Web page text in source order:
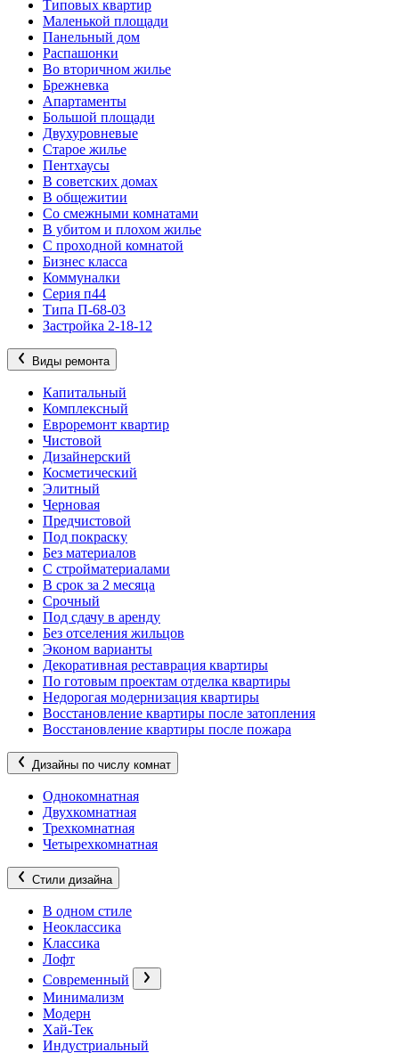
Типовых квартир
Маленькой площади
Панельный дом
Распашонки
Во вторичном жилье
Брежневка
Апартаменты
Большой площади
Двухуровневые
Старое жилье
Пентхаусы
В советских домах
В общежитии
Со смежными комнатами
В убитом и плохом жилье
С проходной комнатой
Бизнес класса
Коммуналки
Серия п44
Типа П-68-03
Застройка 2-18-12
Виды ремонта
Капитальный
Комплексный
Евроремонт квартир
Чистовой
Дизайнерский
Косметический
Элитный
Черновая
Предчистовой
Под покраску
Без материалов
С стройматериалами
В срок за 2 месяца
Срочный
Под сдачу в аренду
Без отселения жильцов
Эконом варианты
Декоративная реставрация квартиры
По готовым проектам отделка квартиры
Недорогая модернизация квартиры
Восстановление квартиры после затопления
Восстановление квартиры после пожара
Дизайны по числу комнат
Однокомнатная
Двухкомнатная
Трехкомнатная
Четырехкомнатная
Стили дизайна
В одном стиле
Неоклассика
Классика
Лофт
Современный
Минимализм
Модерн
Хай-Тек
Индустриальный